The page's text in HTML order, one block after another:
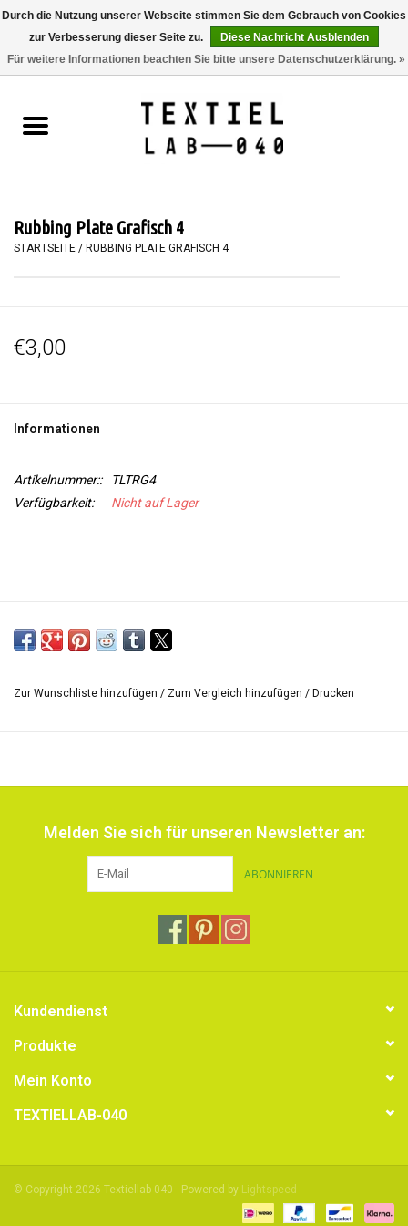
0 Artikel - €0,00
BÜCHER
MALEN
WORKSHOPS
Rubbing Plate Grafisch 4
STARTSEITE / RUBBING PLATE GRAFISCH 4
€3,00
Informationen
Artikelnummer::
TLTRG4
Verfügbarkeit:
Nicht auf Lager
Zur Wunschliste hinzufügen / Zum Vergleich hinzufügen / Drucken
Melden Sie sich für unseren Newsletter an:
ABONNIEREN
Kundendienst
Produkte
Mein Konto
TEXTIELLAB-040
© Copyright 2026 Textiellab-040 - Powered by Lightspeed
Durch die Nutzung unserer Webseite stimmen Sie dem Gebrauch von Cookies
zur Verbesserung dieser Seite zu.
Diese Nachricht Ausblenden
Für weitere Informationen beachten Sie bitte unsere Datenschutzerklärung. »